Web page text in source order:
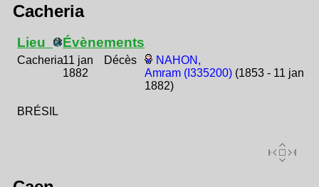
Cacheria
Lieu
Cacheria
BRÉSIL
Évènements
11 jan
1882
Décès
NAHON,
Amram (I335200) (1853 - 11 jan
1882)